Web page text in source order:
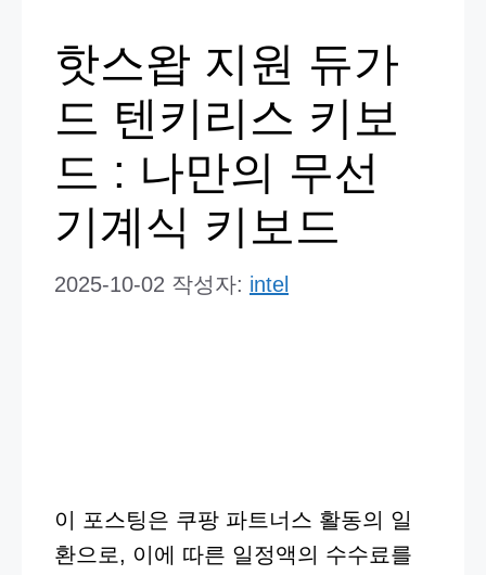
핫스왑 지원 듀가
드 텐키리스 키보
드 : 나만의 무선
기계식 키보드
2025-10-02 작성자: intel
이 포스팅은 쿠팡 파트너스 활동의 일
환으로, 이에 따른 일정액의 수수료를